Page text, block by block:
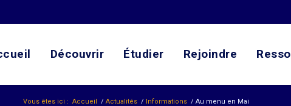
Découvrir Étudier Rejoindre
Vous êtes ici : Accueil / Actualités / Informations / Au menu en Mai